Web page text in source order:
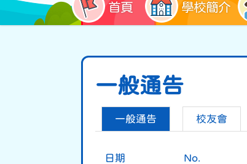
首頁 學校簡介
一般通告
一般通告 校友會
日期 No.